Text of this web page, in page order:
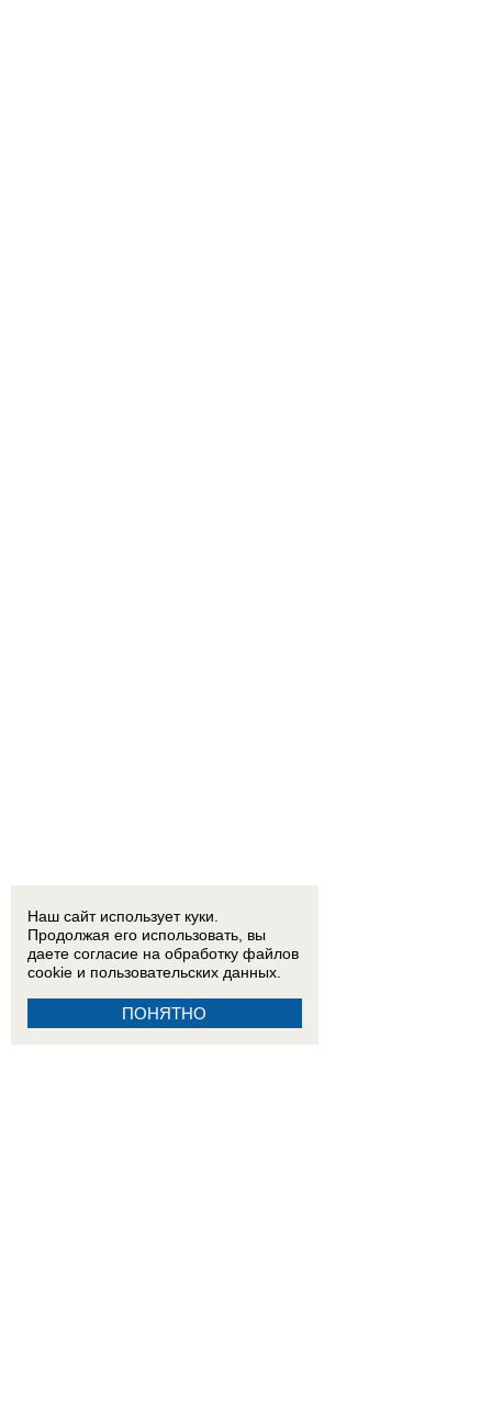
Наш сайт использует куки.
Продолжая его использовать, вы
даете согласие на обработку файлов
cookie и пользовательских данных.
ПОНЯТНО